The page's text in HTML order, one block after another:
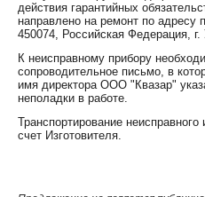
Один способ запуска
сопротивлений
В приборе запрограммирован
измерения:
расположенной на
действия гарантийных
направлено на ремонт по адресу
450074, Российская Федерация,
К неисправному прибору
сопроводительное письмо, в
имя директора ООО "Квазар"
неполадки в работе.
Транспортирование
счет Изготовителя.